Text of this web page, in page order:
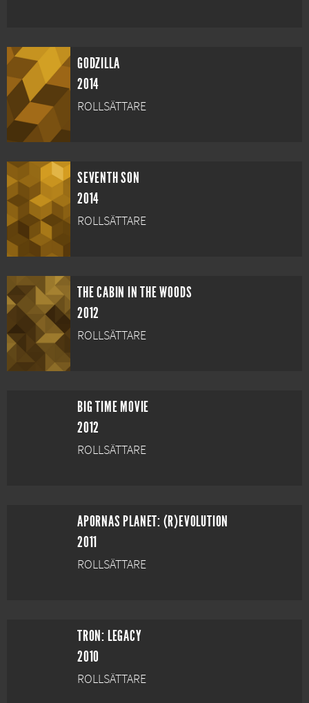
GODZILLA
2014
ROLLSÄTTARE
SEVENTH SON
2014
ROLLSÄTTARE
THE CABIN IN THE WOODS
2012
ROLLSÄTTARE
BIG TIME MOVIE
2012
ROLLSÄTTARE
APORNAS PLANET: (R)EVOLUTION
2011
ROLLSÄTTARE
TRON: LEGACY
2010
ROLLSÄTTARE